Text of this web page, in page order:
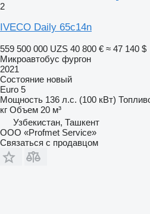
2
IVECO Daily 65c14n
559 500 000 UZS 40 800 € ≈ 47 140 $
Микроавтобус фургон
2021
Состояние новый
Euro 5
Мощность 136 л.с. (100 кВт)
кг Объем 20 м³
Узбекистан, Ташкент
ООО «Profmet Service»
Связаться с продавцом